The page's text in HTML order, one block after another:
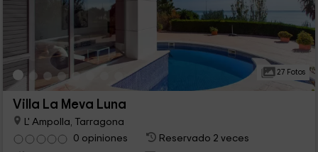
27 Fotos
Villa La Meva Luna
L' Ampolla, Tarragona
0 opiniones
Reservado 2 veces